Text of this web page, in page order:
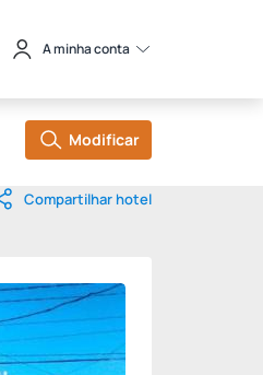
A minha conta
Modificar
Compartilhar hotel